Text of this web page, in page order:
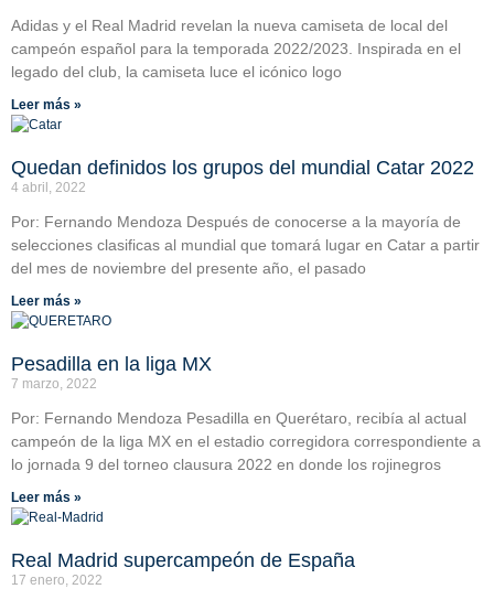
Adidas y el Real Madrid revelan la nueva camiseta de local del
campeón español para la temporada 2022/2023. Inspirada en el
legado del club, la camiseta luce el icónico logo
Leer más »
Quedan definidos los grupos del mundial Catar 2022
4 abril, 2022
Por: Fernando Mendoza Después de conocerse a la mayoría de
selecciones clasificas al mundial que tomará lugar en Catar a partir
del mes de noviembre del presente año, el pasado
Leer más »
Pesadilla en la liga MX
7 marzo, 2022
Por: Fernando Mendoza Pesadilla en Querétaro, recibía al actual
campeón de la liga MX en el estadio corregidora correspondiente a
lo jornada 9 del torneo clausura 2022 en donde los rojinegros
Leer más »
Real Madrid supercampeón de España
17 enero, 2022